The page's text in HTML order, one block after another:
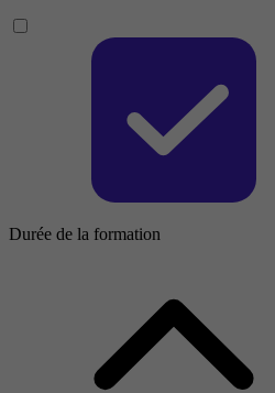
Durée de la formation